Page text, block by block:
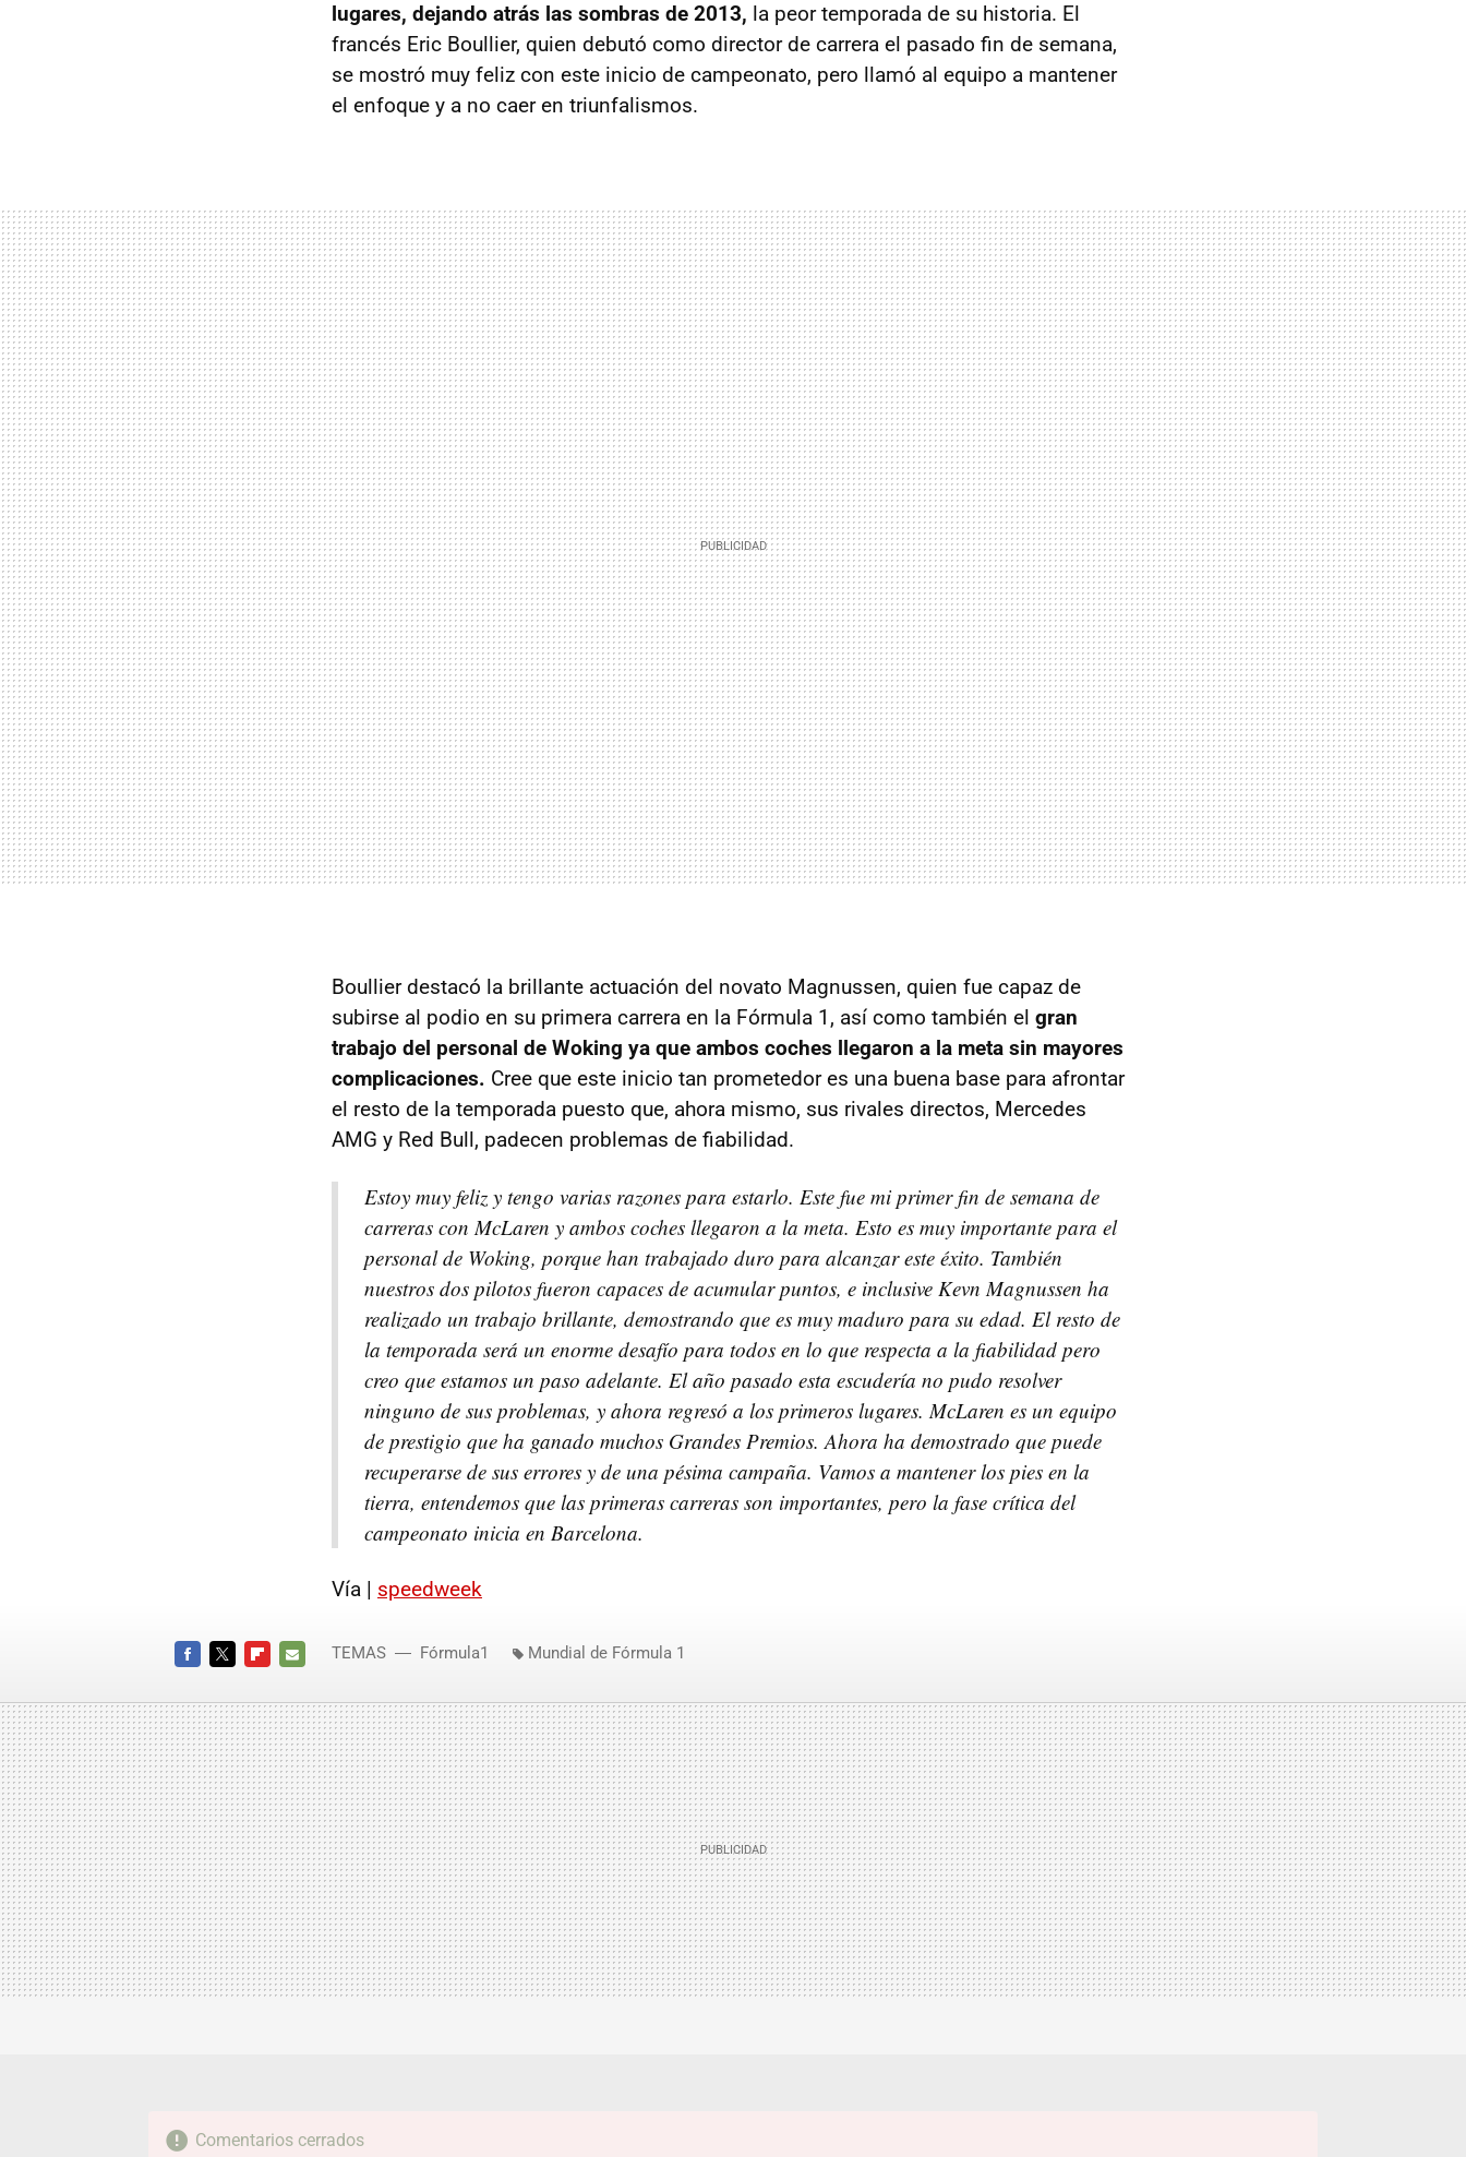
lugares, dejando atrás las sombras de 2013, la peor temporada de su historia. El
francés Eric Boullier, quien debutó como director de carrera el pasado fin de semana,
se mostró muy feliz con este inicio de campeonato, pero llamó al equipo a mantener
el enfoque y a no caer en triunfalismos.
Boullier destacó la brillante actuación del novato Magnussen, quien fue capaz de
subirse al podio en su primera carrera en la Fórmula 1, así como también el gran
trabajo del personal de Woking ya que ambos coches llegaron a la meta sin mayores
complicaciones. Cree que este inicio tan prometedor es una buena base para afrontar
el resto de la temporada puesto que, ahora mismo, sus rivales directos, Mercedes
AMG y Red Bull, padecen problemas de fiabilidad.
Estoy muy feliz y tengo varias razones para estarlo. Este fue mi primer fin de semana de
carreras con McLaren y ambos coches llegaron a la meta. Esto es muy importante para el
personal de Woking, porque han trabajado duro para alcanzar este éxito. También
nuestros dos pilotos fueron capaces de acumular puntos, e inclusive Kevn Magnussen ha
realizado un trabajo brillante, demostrando que es muy maduro para su edad. El resto de
la temporada será un enorme desafío para todos en lo que respecta a la fiabilidad pero
creo que estamos un paso adelante. El año pasado esta escudería no pudo resolver
ninguno de sus problemas, y ahora regresó a los primeros lugares. McLaren es un equipo
de prestigio que ha ganado muchos Grandes Premios. Ahora ha demostrado que puede
recuperarse de sus errores y de una pésima campaña. Vamos a mantener los pies en la
tierra, entendemos que las primeras carreras son importantes, pero la fase crítica del
campeonato inicia en Barcelona.
Vía | speedweek
MAIL
TEMAS Fórmula1 Mundial de Fórmula 1
Comentarios cerrados